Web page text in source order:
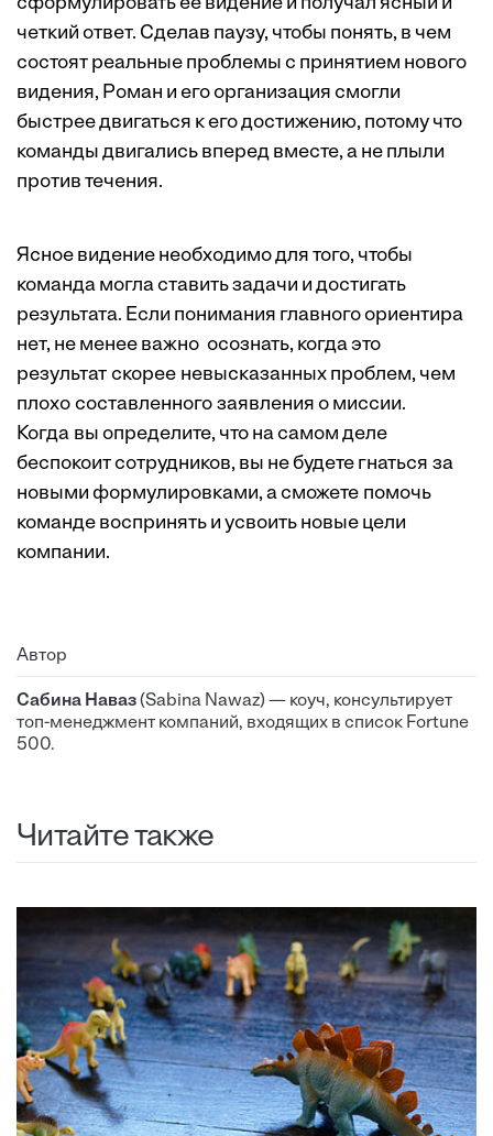
четкий ответ. Сделав паузу, чтобы понять, в чем
состоят реальные проблемы с принятием нового
видения, Роман и его организация смогли
быстрее двигаться к его достижению, потому что
команды двигались вперед вместе, а не плыли
против течения.
Ясное видение необходимо для того, чтобы
команда могла ставить задачи и достигать
результата. Если понимания главного ориентира
нет, не менее важно осознать, когда это
результат скорее невысказанных проблем, чем
плохо составленного заявления о миссии.
Когда вы определите, что на самом деле
беспокоит сотрудников, вы не будете гнаться за
новыми формулировками, а сможете помочь
команде воспринять и усвоить новые цели
компании.
Автор
Сабина Наваз(Sabina Nawaz) — коуч, консультирует
топ-менеджмент компаний, входящих в список Fortune
500.
Читайте также